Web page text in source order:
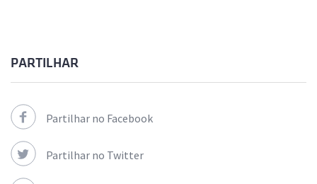
PARTILHAR
Partilhar no Facebook
Partilhar no Twitter